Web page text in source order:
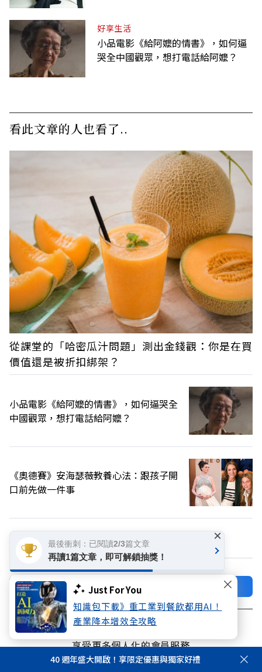
Just For You
知識包下載》重工業到餐飲都用AI！
產業降本增效全攻略
好享生活
小品電影《給阿嬤的情書》，如何逼
哭全中國觀眾，想打電話給阿嬤？
看此文章的人也看了..
從課堂的「哈密瓜汁問題」測出金錢觀：你是在買
價值還是被折扣綁架？
小品電影《給阿嬤的情書》，如何逼哭全
中國觀眾，想打電話給阿嬤？
《奧德賽》安海瑟薇教養心法：跟孩子開
口前先做一件事
換個主題看看
加好友
登入網站會員
享受更多個人化的會員服務
40 週年盛大開啟！享限定優惠與獨家好禮
最後衝刺：已閱讀2/3篇文章
再讀1篇文章，即可解鎖抽獎！
×